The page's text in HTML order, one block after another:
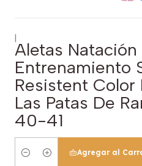
|
Aletas Natación
Entrenamiento
Resistent Color
Las Patas De
40-41
Cantidad
Agregar al